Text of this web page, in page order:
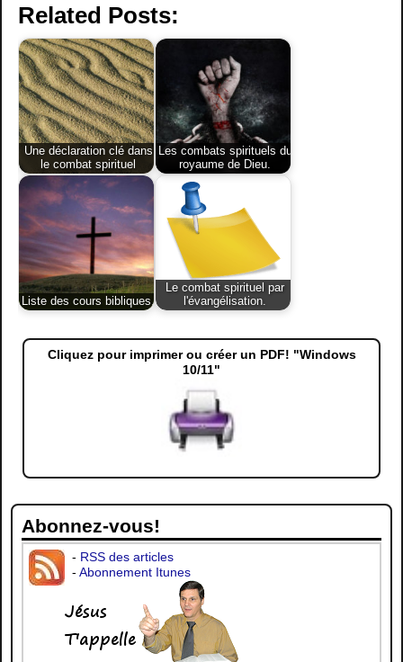
Related Posts:
Une déclaration clé dans
le combat spirituel
Les combats spirituels du
royaume de Dieu.
Liste des cours bibliques.
Le combat spirituel par
l'évangélisation.
Cliquez pour imprimer ou créer un PDF! "Windows
10/11"
Abonnez-vous!
- RSS des articles
-Abonnement Itunes